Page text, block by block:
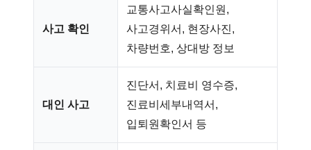
사고 확인
교통사고사실확인원,
사고경위서, 현장사진,
차량번호, 상대방 정보
대인 사고
진단서, 치료비 영수증,
진료비세부내역서,
입퇴원확인서 등